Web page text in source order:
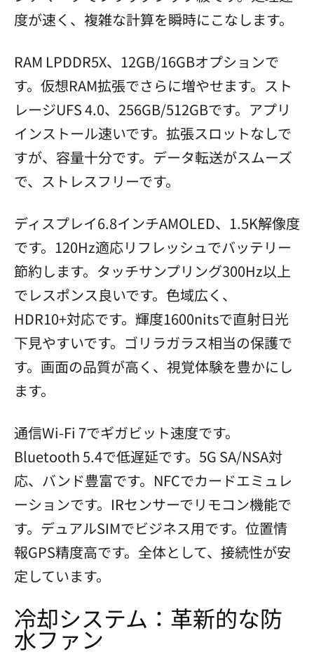
度が速く、複雑な計算を瞬時にこなします。
RAM LPDDR5X、12GB/16GBオプションで
す。仮想RAM拡張でさらに増やせます。スト
レージUFS 4.0、256GB/512GBです。アプリ
インストール速いです。拡張スロットなしで
すが、容量十分です。データ転送がスムーズ
で、ストレスフリーです。
ディスプレイ6.8インチAMOLED、1.5K解像度
です。120Hz適応リフレッシュでバッテリー
節約します。タッチサンプリング300Hz以上
でレスポンス良いです。色域広く、
HDR10+対応です。輝度1600nitsで直射日光
下見やすいです。ゴリラガラス相当の保護で
す。画面の品質が高く、視覚体験を豊かにし
ます。
通信Wi-Fi 7でギガビット速度です。
Bluetooth 5.4で低遅延です。5G SA/NSA対
応、バンド豊富です。NFCでカードエミュレ
ーションです。IRセンサーでリモコン機能で
す。デュアルSIMでビジネス用です。位置情
報GPS精度高です。全体として、接続性が安
定しています。
冷却システム：革新的な防
水ファン